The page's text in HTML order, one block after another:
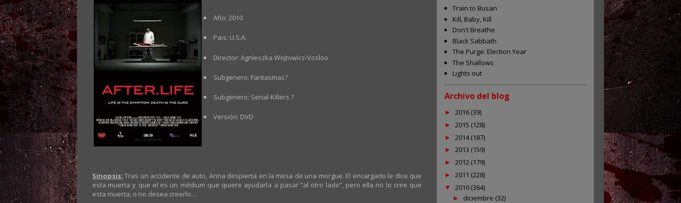
Año: 2010
Pais: U.S.A.
Director: Agnieszka Wojtowicz-Vosloo
Subgenero: Fantasmas?
Subgenero: Serial-Killers ?
Versión: DVD
Sinopsis: Tras un accidente de auto, Anna despierta en la mesa de una morgue. El encargado le dice que
esta muerta y que el es un médium que quiere ayudarla a pasar “al otro lado”, pero ella no lo cree que
esta muerta, o no desea creerlo…
Train to Busan
Kill, Baby, Kill
Don't Breathe
Black Sabbath
The Purge: Election Year
The Shallows
Lights out
Archivo del blog
► 2016 (39)
► 2015 (128)
► 2014(187)
► 2013 (159)
► 2012 (179)
► 2011 (228)
▼ 2010 (364)
► diciembre (32)